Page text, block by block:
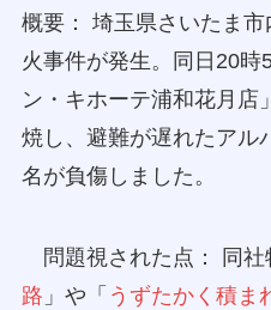
概要： 埼玉県さいたま
火事件が発生。同日20時
ン・キホーテ浦和花月店
焼し、避難が遅れたアル
名が負傷しました。
問題視された点： 同社
路 」や「 うずたかく積ま